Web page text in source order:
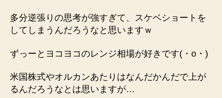
多分逆張りの思考が強すぎて、スケベショートを
してしまうんだろうなと思いますｗ
ずっーとヨコヨコのレンジ相場が好きです(⁠・⁠o⁠・⁠)
米国株式やオルカンあたりはなんだかんだで上が
るんだろうなとは思いますが…